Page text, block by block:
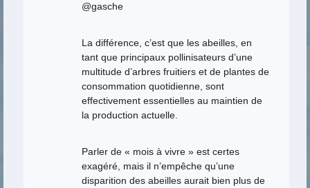
@gasche
La différence, c’est que les abeilles, en
tant que principaux pollinisateurs d’une
multitude d’arbres fruitiers et de plantes de
consommation quotidienne, sont
effectivement essentielles au maintien de
la production actuelle.
Parler de « mois à vivre » est certes
exagéré, mais il n’empêche qu’une
disparition des abeilles aurait bien plus de